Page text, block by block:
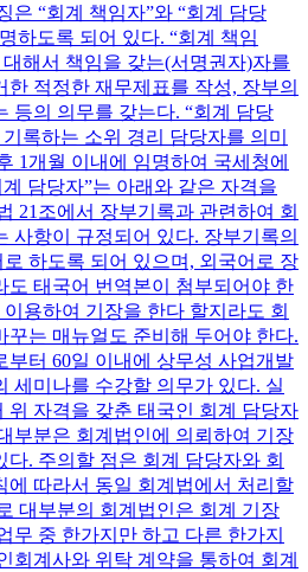
은 “회계 책임자”와 “회계 담당
하도록 되어 있다. “회계 책임
해서 책임을 갖는(서명권자)자를
적정한 재무제표를 작성, 장부의
등의 의무를 갖는다. “회계 담당
록하는 소위 경리 담당자를 의미
1개월 이내에 임명하여 국세청에
담당자”는 아래와 같은 자격을
21조에서 장부기록과 관련하여 회
사항이 규정되어 있다. 장부기록의
하도록 되어 있으며, 외국어로 장
도 태국어 번역본이 첨부되어야 한
용하여 기장을 한다 할지라도 회
꾸는 매뉴얼도 준비해 두어야 한다.
부터 60일 이내에 상무성 사업개발
세미나를 수강할 의무가 있다. 실
위 자격을 갖춘 태국인 회계 담당자
부분은 회계법인에 의뢰하여 기장
. 주의할 점은 회계 담당자와 회
에 따라서 동일 회계법에서 처리할
대부분의 회계법인은 회계 기장
무 중 한가지만 하고 다른 한가지
회계사와 위탁 계약을 통하여 회계